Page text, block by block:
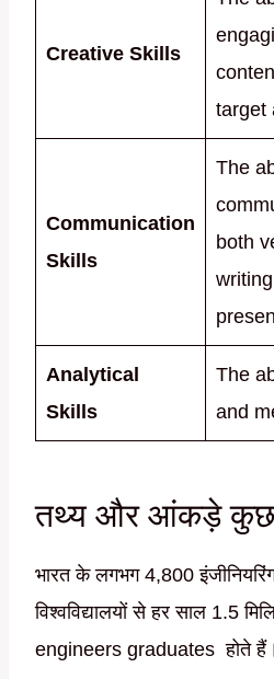
Creative Skills
target
Communication
Skills
The
both
Analytical
Skills
The
and
तथ्य और आंकड़े कुछ
भारत के लगभग 4,800
विश्वविद्यालयों से हर साल 1.5
engineers graduates होते हैं।